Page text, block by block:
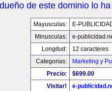
de este dominio lo
Mayusculas:
E-
Minusculas:
e-
Longitud:
12 caracteres
Categorias:
Marketing y
Precio:
$699.00
Visitar!
e-